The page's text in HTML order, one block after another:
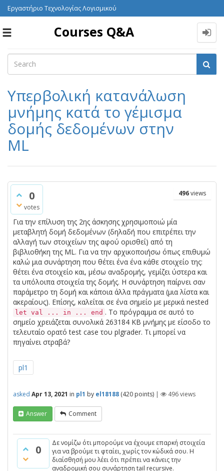
Εργαστήριο Τεχνολογίας Λογισμικού
Toggle
Courses Q&A
Υπερβολική κατανάλωση
μνήμης κατά το γέμισμα
δομής δεδομένων στην
ML
0
votes
496views
Για την επίλυση της 2ης άσκησης χρησιμοποιώ μία
μεταβλητή δομή δεδομένων (δηλαδή που επιτρέπει την
αλλαγή των στοιχείων της αφού ορισθεί) από τη
βιβλιοθήκη της ML. Για να την αρχικοποιήσω όπως επιθυμώ
καλώ μια συνάρτηση που θέτει ένα ένα κάθε στοιχείο της:
θέτει ένα στοιχείο και, μέσω αναδρομής, γεμίζει ύστερα και
τα υπόλοιπα στοιχεία της δομής. Η συνάρτηση παίρνει σαν
παράμετρο τη δομή και κάποια άλλα πράγματα (μια λίστα και
ακεραίους). Επίσης, καλείται σε ένα σημείο με μερικά nested
let val ... in ... end . Το πρόγραμμα σε αυτό το
σημείο χρειάζεται συνολικά 263184 KB μνήμης με είσοδο το
τελευταίο ορατό test case του plgrader. Tι μπορεί να
πηγαίνει στραβά?
pl1
asked Apr 13, 2021 in pl1 by el18188 (420 points) | 496views
Answer Comment
0
Δε νομίζω ότι μπορούμε να έχουμε επαρκή στοιχεία
για να βρούμε τι φταίει, χωρίς τον κώδικά σου. Η
διαίσθησή μου λέει ότι πρέπει να κάνεις την
αναδρομική σου συνάρτηση tail recursive.